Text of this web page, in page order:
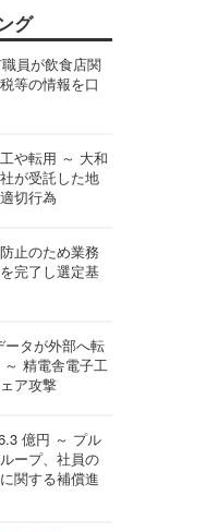
グ
員が飲食店関
等の情報を口
や転用 ～ 大和
が受託した地
切行為
止のため業務
完了し選定基
タが外部へ転
精電舎電子工
ア攻撃
億円 ～ プル
ープ、社員の
関する補償進